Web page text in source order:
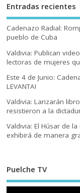
Entradas recientes
Cadenazo Radial:
pueblo de Cuba
Valdivia: Publican
lectoras de mujeres
Este 4 de Junio:
LEVANTA!
Valdivia: Lanzarán
resistieron a la
Valdivia: El Húsar de
exhibirá de manera
Puelche TV